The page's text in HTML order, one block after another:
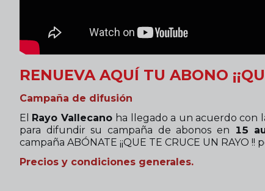
RENUEVA AQUÍ TU ABONO
Campaña de difusión
El Rayo Vallecano ha llegado a un acuerdo con
para difundir su campaña de abonos en
15
campaña ABÓNATE ¡¡QUE TE CRUCE UN RAYO
Precios y condiciones generales.